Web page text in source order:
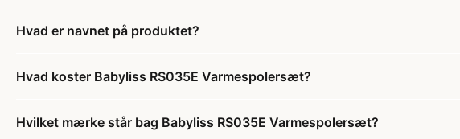
Hvad er navnet på produktet?
Hvad koster Babyliss RS035E Varmespolersæt?
Hvilket mærke står bag Babyliss RS035E Varmespolersæt?